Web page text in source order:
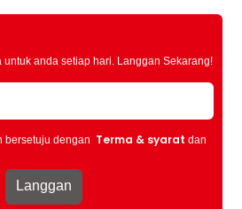
untuk anda setiap hari. Langgan Sekarang!
bersetuju dengan Terma & syarat dan